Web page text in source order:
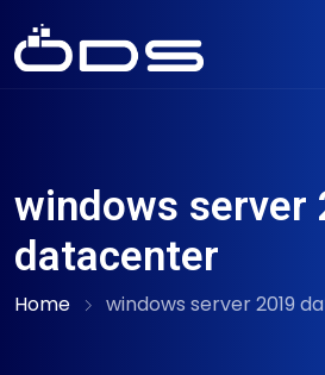
windows server
datacenter
Home windows server 2019